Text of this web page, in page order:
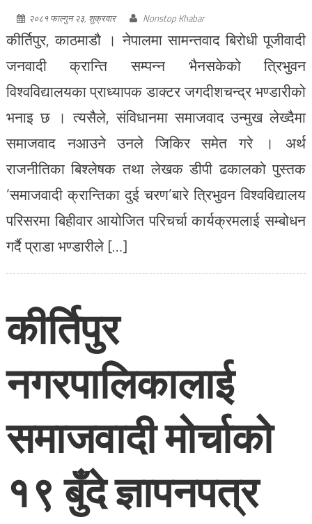
२०८१ फाल्गुन २३, शुक्रवार Nonstop Khabar
कीर्तिपुर, काठमाडौ । नेपालमा सामन्तवाद बिरोधी पूजीवादी
जनवादी क्रान्ति सम्पन्न भैनसकेको त्रिभुवन
विश्वविद्यालयका प्राध्यापक डाक्टर जगदीशचन्द्र भण्डारीको
भनाइ छ । त्यसैले, संविधानमा समाजवाद उन्मुख लेख्दैमा
समाजवाद नआउने उनले जिकिर समेत गरे । अर्थ
राजनीतिका बिश्लेषक तथा लेखक डीपी ढकालको पुस्तक
‘समाजवादी क्रान्तिका दुई चरण’बारे त्रिभुवन विश्वविद्यालय
परिसरमा बिहीवार आयोजित परिचर्चा कार्यक्रमलाई सम्बोधन
गर्दै प्राडा भण्डारीले […]
कीर्तिपुर
नगरपालिकालाई
समाजवादी मोर्चाको
१९ बुँदे ज्ञापनपत्र